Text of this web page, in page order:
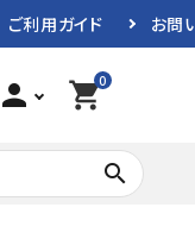
ご利用ガイド お問
person 0
shopping_cart
search